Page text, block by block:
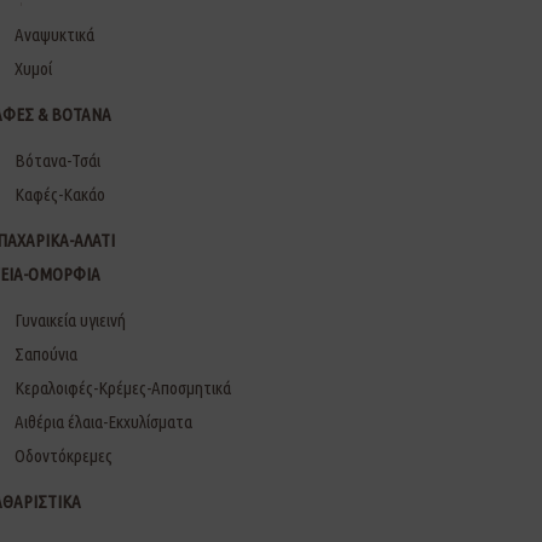
Αναψυκτικά
Χυμοί
& ΒΟΤΑΝΑ
Βότανα-Τσάι
Καφές-Κακάο
ΑΛΑΤΙ
ΟΜΟΡΦΙΑ
Γυναικεία υγιεινή
Σαπούνια
Κεραλοιφές-Κρέμες-Αποσμητικά
Αιθέρια έλαια-Εκχυλίσματα
Οδοντόκρεμες